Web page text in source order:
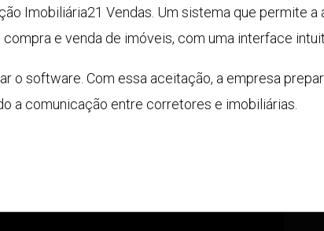
Imobiliária21 Vendas. Um sistema que permite
e venda de imóveis, com uma interface
o software. Com essa aceitação, a empresa
a comunicação entre corretores e imobiliárias.